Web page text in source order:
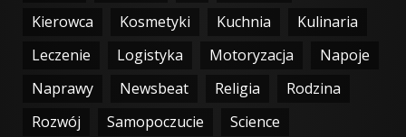
Kierowca
Kosmetyki Kuchnia
Kulinaria
Leczenie
Logistyka Motoryzacja
Napoje
Naprawy
Newsbeat Religia
Rodzina
Rozwój
Samopoczucie
Science